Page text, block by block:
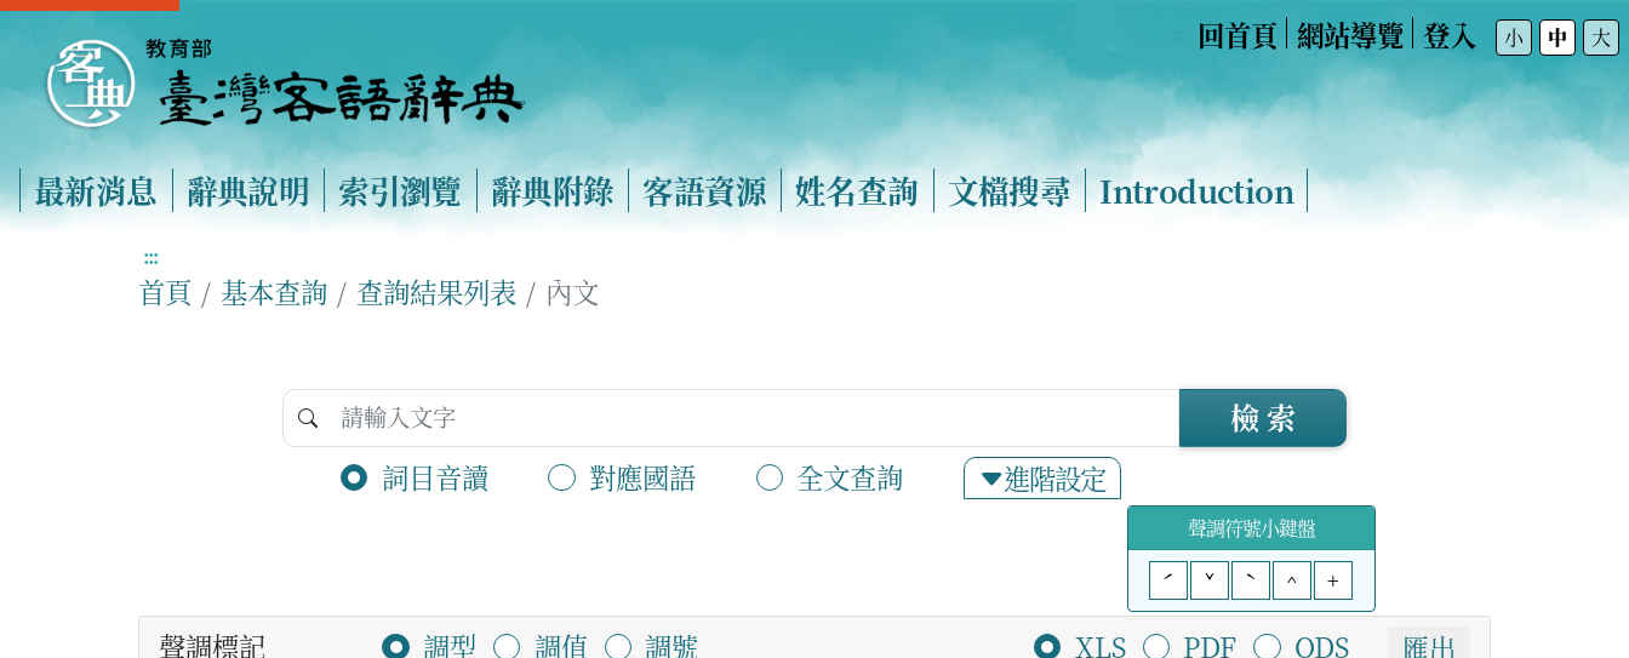
回首頁 網站導覽 登入 小 中 大
最新消息 辭典說明 索引瀏覽 辭典附錄 客語資源 姓名查詢 文檔搜尋 Introduction
:::
首頁 基本查詢 查詢結果列表 內文
詞目音讀 對應國語 全文查詢 進階設定
檢 索
聲調符號小鍵盤
ˊ
ˇ ˋ ^ +
聲調標記 調型 調值 調號 XLS PDF ODS 匯出